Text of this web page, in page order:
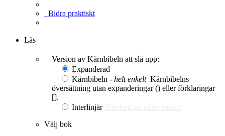
Bidra praktiskt
Läs
Version av Kärnbibeln att slå upp:
Expanderad
Kärnbibeln - helt enkelt Kärnbibelns
översättning utan expanderingar () eller förklaringar
[].
Interlinjär
Välj bok